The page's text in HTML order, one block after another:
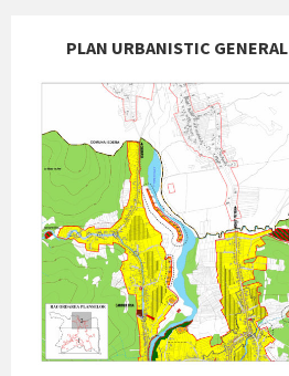
PLAN URBANISTIC GENERAL